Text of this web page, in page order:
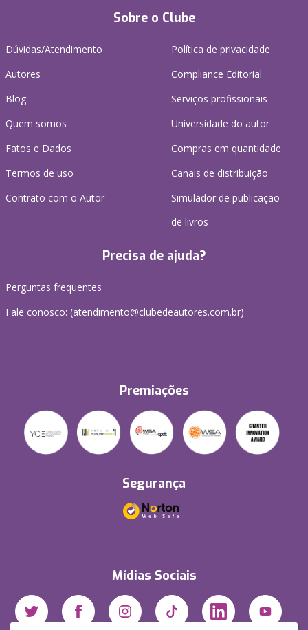
Sobre o Clube
Dúvidas/Atendimento
Autores
Blog
Quem somos
Fatos e Dados
Termos de uso
Contrato com o Autor
Política de privacidade
Compliance Editorial
Serviços profissionais
Universidade do autor
Compras em quantidade
Canais de distribuição
Simulador de publicação
de livros
Precisa de ajuda?
Perguntas frequentes
Fale conosco: (atendimento@clubedeautores.com.br)
Premiações
Segurança
Mídias Sociais